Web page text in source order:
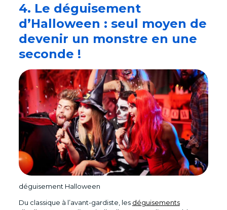
4. Le déguisement
d’Halloween : seul moyen de
devenir un monstre en une
seconde !
déguisement Halloween
Du classique à l’avant-gardiste, les déguisements